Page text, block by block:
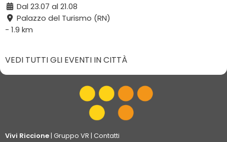
Dal 23.07 al 21.08
Palazzo del Turismo (RN)
- 1.9 km
VEDI TUTTI GLI EVENTI IN CITTÀ
Vivi Riccione| Gruppo VR | Contatti